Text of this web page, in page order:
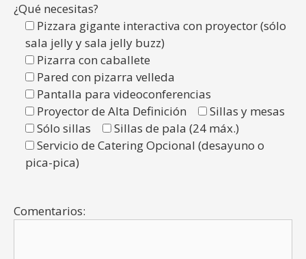
¿Qué necesitas?
Pizzara gigante interactiva con proyector (sólo
sala jelly y sala jelly buzz)
Pizarra con caballete
Pared con pizarra velleda
Pantalla para videoconferencias
Proyector de Alta Definición
Sillas y mesas
Sólo sillas
Sillas de pala (24 máx.)
Servicio de Catering Opcional (desayuno o
pica-pica)
Comentarios: